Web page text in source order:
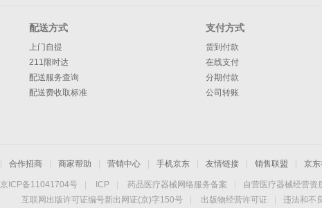
配送方式
上门自提
211限时达
配送服务查询
配送费收取标准
支付方式
货到付款
在线支付
分期付款
公司转账
合作招商 商家帮助 营销中心 手机京东 友情链接 销售联盟 京东
京ICP备11041704号 ICP 药品医疗器械网络服务备案 自营医疗器械经营资
互联网出版许可证编号新出网证(京)字150号
出版物经营许可证 违法和不